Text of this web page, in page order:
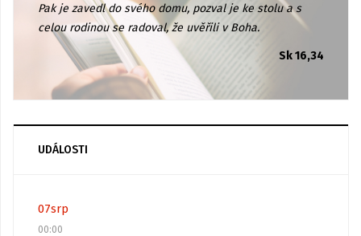
Pak je zavedl do svého domu, pozval je ke stolu a s
celou rodinou se radoval, že uvěřili v Boha.
Sk 16,34
UDÁLOSTI
07srp
00:00